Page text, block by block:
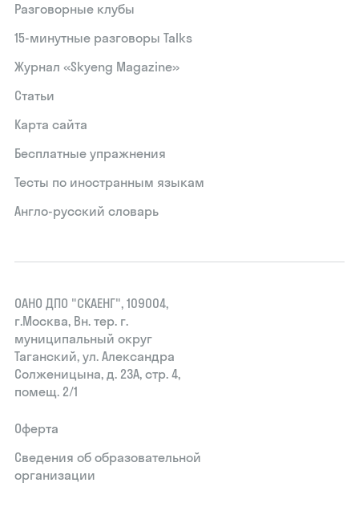
Разговорные клубы
15‑минутные разговоры Talks
Журнал «Skyeng Magazine»
Статьи
Карта сайта
Бесплатные упражнения
Тесты по иностранным языкам
Англо-русский словарь
ОАНО ДПО "СКАЕНГ", 109004,
г.Москва, Вн. тер. г.
муниципальный округ
Таганский, ул. Александра
Солженицына, д. 23А, стр. 4,
помещ. 2/1
Оферта
Сведения об образовательной
организации